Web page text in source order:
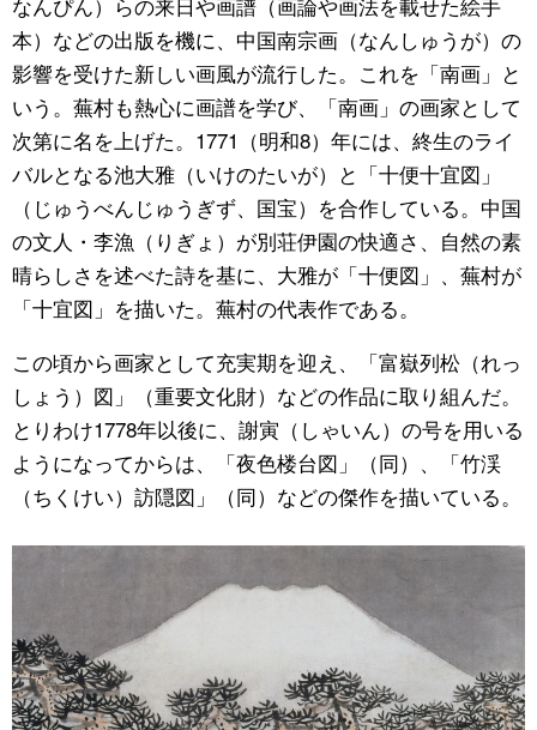
本）などの出版を機に、中国南宗画（なんしゅうが）の
影響を受けた新しい画風が流行した。これを「南画」と
いう。蕪村も熱心に画譜を学び、「南画」の画家として
次第に名を上げた。1771（明和8）年には、終生のライ
バルとなる池大雅（いけのたいが）と「十便十宜図」
（じゅうべんじゅうぎず、国宝）を合作している。中国
の文人・李漁（りぎょ）が別荘伊園の快適さ、自然の素
晴らしさを述べた詩を基に、大雅が「十便図」、蕪村が
「十宜図」を描いた。蕪村の代表作である。
この頃から画家として充実期を迎え、「富嶽列松（れっ
しょう）図」（重要文化財）などの作品に取り組んだ。
とりわけ1778年以後に、謝寅（しゃいん）の号を用いる
ようになってからは、「夜色楼台図」（同）、「竹渓
（ちくけい）訪隠図」（同）などの傑作を描いている。